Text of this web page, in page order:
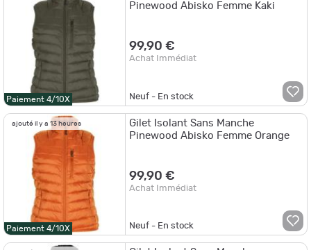
Paiement 4/10X
Pinewood Abisko Femme Kaki
99,90 €
Achat Immédiat
Neuf - En stock
ajouté il y a 13 heures
Paiement 4/10X
Gilet Isolant Sans Manche
Pinewood Abisko Femme Orange
99,90 €
Achat Immédiat
Neuf - En stock